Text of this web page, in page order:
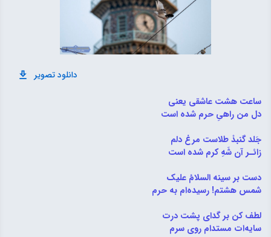
دانلود تصویر
ساعت هشت عاشقی یعنی
دل من راهیِ حرم شده است
جَلد گنبدْ طلاست مرغ دلم
زائـر آن شَهِ کرم شده است
دست بر سینه السلامُ علیک
شمس هشتم! رسیده‌ام به حرم
لطف کن بر گدای پشت درت
سایه‌ات مستدام روی سرم